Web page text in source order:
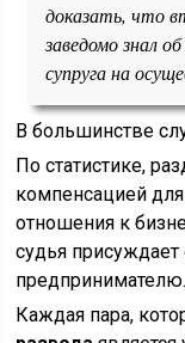
доказать, что
заведомо знал
супруга на
В большинстве
По статистике,
компенсацией
отношения к
судья
предпринимателю.
Каждая пара,